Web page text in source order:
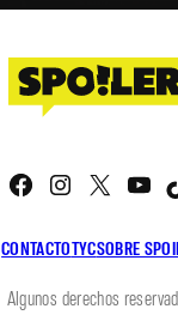
CONTACTOTYCSOBRE
Facebook
X
Algunos derechos